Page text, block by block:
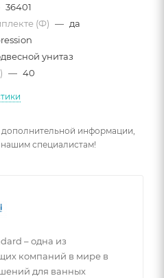
36401
(Ф) — да
унитаз
— 40
информации,
специалистам!
– одна из
компаний в мире в
для ванных